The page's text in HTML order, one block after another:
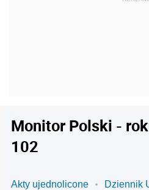
Monitor Polski -
102
Akty ujednolicone
Dziennik